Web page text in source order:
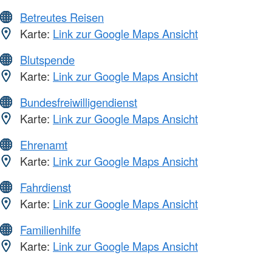
Betreutes Reisen
Karte: Link zur Google Maps Ansicht
Blutspende
Karte: Link zur Google Maps Ansicht
Bundesfreiwilligendienst
Karte: Link zur Google Maps Ansicht
Ehrenamt
Karte: Link zur Google Maps Ansicht
Fahrdienst
Karte: Link zur Google Maps Ansicht
Familienhilfe
Karte: Link zur Google Maps Ansicht